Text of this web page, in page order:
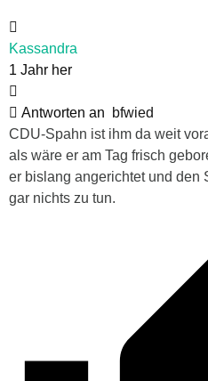
Kassandra
1 Jahr her
Antworten an
bfwied
CDU-Spahn ist ihm da weit
als wäre er am Tag frisch
er bislang angerichtet und den
gar nichts zu tun.